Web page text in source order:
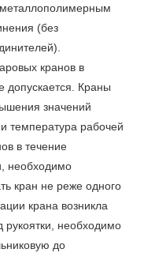
металлополимерным
(без
кранов в
допускается. Краны
значений
температура рабочей
в течение
необходимо
кран не реже одного
крана возникла
рукоятки, необходимо
до